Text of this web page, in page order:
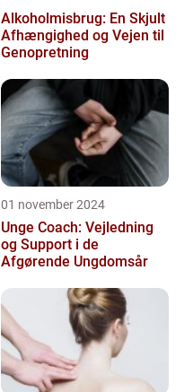
Alkoholmisbrug: En Skjult
Afhængighed og Vejen til
Genopretning
01 november 2024
Unge Coach: Vejledning
og Support i de
Afgørende Ungdomsår